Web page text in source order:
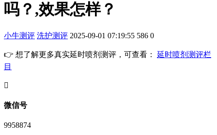
吗？,效果怎样？
小牛测评 洗护测评 2025-09-01 07:19:55 586 0
👉 想了解更多真实延时喷剂测评，可查看： 延时喷剂测评栏
目
󦘖
微信号
9958874